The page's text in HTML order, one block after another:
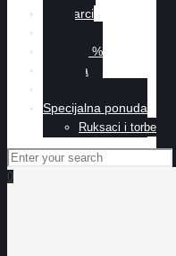
Muškarci
Sniženo %
O nama
Specijalna ponuda
Ruksaci i torbe
0